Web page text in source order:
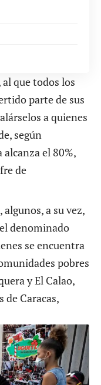
que todos los
parte de sus
a quienes
según
alcanza el 80%,
de
a su vez,
denominado
se encuentra
pobres
y El Calao,
de Caracas,